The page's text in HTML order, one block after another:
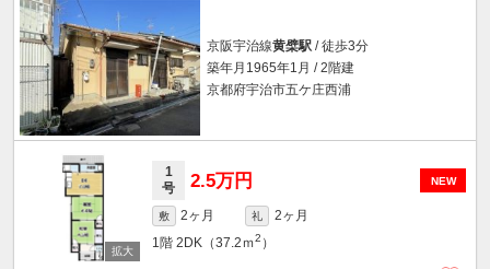
京阪宇治線黄檗駅/ 徒歩3分
築年月1965年1月 / 2階建
京都府宇治市五ケ庄西浦
NEW
1
号
2.5万円
敷 2ヶ月 礼
2ヶ月
1階 2DK（37.2ｍ2 ）